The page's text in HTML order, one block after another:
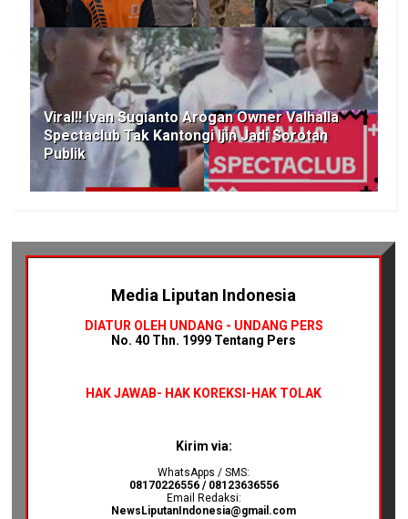
Viral!! Ivan Sugianto Arogan Owner Valhalla
Spectaclub Tak Kantongi Ijin Jadi Sorotan
Publik
Media Liputan Indonesia
DIATUR OLEH UNDANG - UNDANG PERS
No. 40 Thn. 1999 Tentang Pers
HAK JAWAB- HAK KOREKSI-HAK TOLAK
Kirim via:
WhatsApps / SMS:
08170226556 / 08123636556
Email Redaksi:
NewsLiputanIndonesia@gmail.com